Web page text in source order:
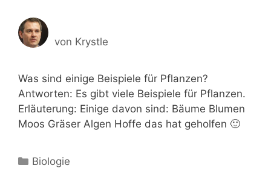
von Krystle
Was sind einige Beispiele für Pflanzen?
Antworten: Es gibt viele Beispiele für Pflanzen.
Erläuterung: Einige davon sind: Bäume Blumen
Moos Gräser Algen Hoffe das hat geholfen 🙂
Kategorien
Biologie